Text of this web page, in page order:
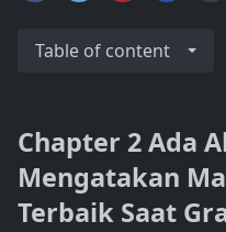
Table of content
Chapter 2 Ada
Mengatakan
Terbaik Saat